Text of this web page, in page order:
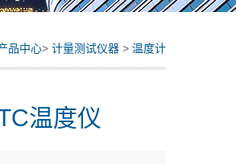
品中心> 计量测试仪器 > 温度计
温度仪